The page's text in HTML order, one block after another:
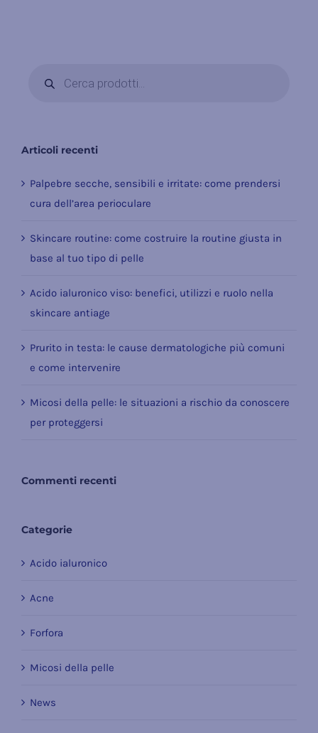
search
Articoli recenti
Palpebre secche, sensibili e irritate: come prendersi
cura dell’area perioculare
Skincare routine: come costruire la routine giusta in
base al tuo tipo di pelle
Acido ialuronico viso: benefici, utilizzi e ruolo nella
skincare antiage
Prurito in testa: le cause dermatologiche più comuni
e come intervenire
Micosi della pelle: le situazioni a rischio da conoscere
per proteggersi
Commenti recenti
Categorie
Acido ialuronico
Acne
Forfora
Micosi della pelle
News